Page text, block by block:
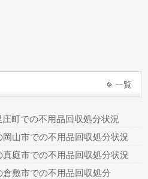
一覧
町での不用品回収処分状況
岡山市での不用品回収処分状況
真庭市での不用品回収処分状況
倉敷市での不用品回収処分